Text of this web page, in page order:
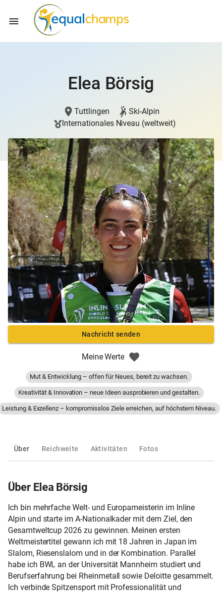
Elea Börsig
Tuttlingen
Ski-Alpin
Internationales Niveau (weltweit)
Nachricht senden
Meine Werte
Mut & Entwicklung – offen für Neues, bereit zu wachsen.
Kreativität & Innovation – neue Ideen ausprobieren und gestalten.
Leistung & Exzellenz – kompromisslos Ziele erreichen, auf höchstem Niveau.
Über Reichweite Aktivitäten Fotos
Über Elea Börsig
Ich bin mehrfache Welt- und Europameisterin im Inline
Alpin und starte im A-Nationalkader mit dem Ziel, den
Gesamtweltcup 2026 zu gewinnen. Meinen ersten
Weltmeistertitel gewann ich mit 18 Jahren in Japan im
Slalom, Riesenslalom und in der Kombination. Parallel
habe ich BWL an der Universität Mannheim studiert und
Berufserfahrung bei Rheinmetall sowie Deloitte gesammelt.
Ich verbinde Spitzensport mit Professionalität und